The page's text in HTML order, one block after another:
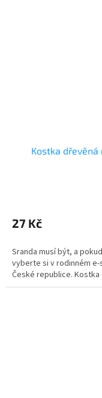
Kostka
je
z
5
hvězdiček.
27 Kč
Sranda musí být, a
vyberte si v rodinném
České republice. Kostka